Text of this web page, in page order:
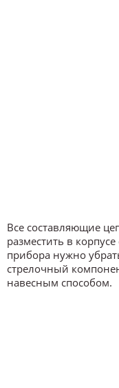
Все составляющие
разместить в
прибора нужно
стрелочный
навесным способом.